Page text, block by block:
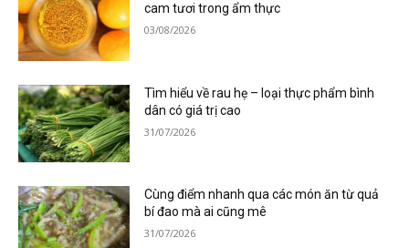
cam tươi trong ẩm thực
03/08/2026
Tìm hiểu về rau hẹ – loại thực phẩm bình
dân có giá trị cao
31/07/2026
Cùng điểm nhanh qua các món ăn từ quả
bí đao mà ai cũng mê
31/07/2026